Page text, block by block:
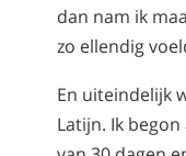
dan nam ik
zo ellendig
En uiteindelijk
Latijn. Ik